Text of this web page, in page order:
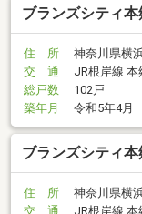
ブランズシティ
住 所
神奈川県横
交 通
JR根岸線 本
総戸数
102戸
築年月
令和5年4月
ブランズシティ本
住 所
神奈川県横
交 通
JR根岸線 本